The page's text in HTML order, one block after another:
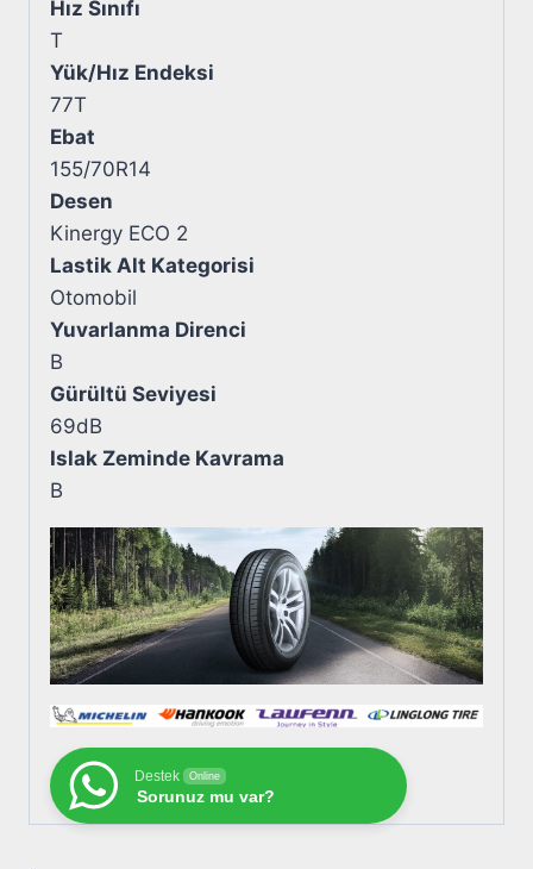
Hız Sınıfı
T
Yük/Hız Endeksi
77T
Ebat
155/70R14
Desen
Kinergy ECO 2
Lastik Alt Kategorisi
Otomobil
Yuvarlanma Direnci
B
Gürültü Seviyesi
69dB
Islak Zeminde Kavrama
B
Destek Online
Sorunuz mu var?